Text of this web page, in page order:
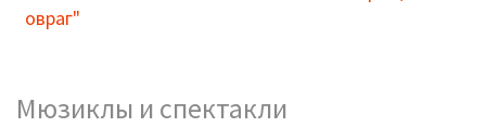
овраг"
Мюзиклы и спектакли